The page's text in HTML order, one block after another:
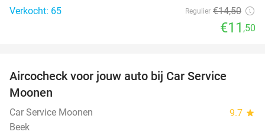
Verkocht: 65
Regulier €14,50
€11 ,50
Aircocheck voor jouw auto bij Car Service
Moonen
Car Service Moonen 9.7 star
Beek